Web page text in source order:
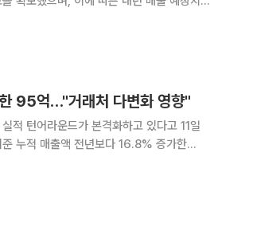
95억…"거래처 다변화 영향"
적 턴어라운드가 본격화하고 있다고 11일